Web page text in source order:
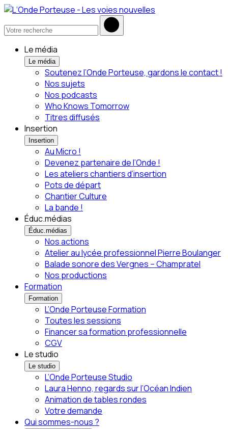
Le média
Le média
Soutenez l’Onde Porteuse, gardons le contact !
Nos sujets
Nos podcasts
Who Knows Tomorrow
Titres diffusés
Insertion
Insertion
Au Micro !
Devenez partenaire de l’Onde !
Les ateliers chantiers d’insertion
Pots de départ
Chantier Culture
La bande !
Éduc.médias
Éduc.médias
Nos actions
Atelier au lycée professionnel Pierre Boulanger
Balade sonore des Vergnes – Champratel
Nos productions
Formation
Formation
L’Onde Porteuse Formation
Toutes les sessions
Financer sa formation professionnelle
CGV
Le studio
Le studio
L’Onde Porteuse Studio
Laura Henno, regards sur l’Océan Indien
Animation de tables rondes
Votre demande
Qui sommes-nous ?